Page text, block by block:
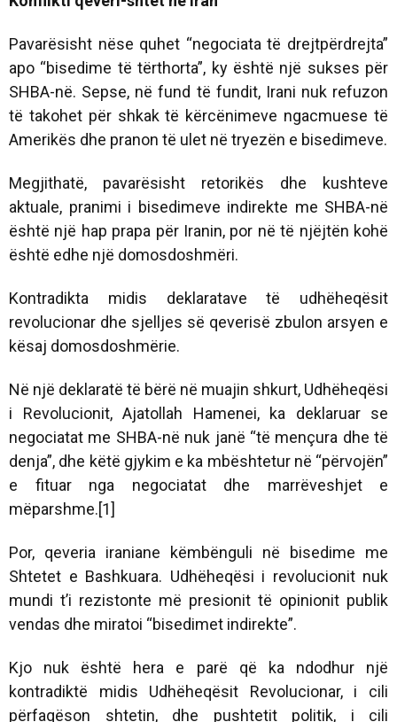
Pavarësisht nëse quhet “negociata të drejtpërdrejta”
apo “bisedime të tërthorta”, ky është një sukses për
SHBA-në. Sepse, në fund të fundit, Irani nuk refuzon
të takohet për shkak të kërcënimeve ngacmuese të
Amerikës dhe pranon të ulet në tryezën e bisedimeve.
Megjithatë, pavarësisht retorikës dhe kushteve
aktuale, pranimi i bisedimeve indirekte me SHBA-në
është një hap prapa për Iranin, por në të njëjtën kohë
është edhe një domosdoshmëri.
Kontradikta midis deklaratave të udhëheqësit
revolucionar dhe sjelljes së qeverisë zbulon arsyen e
kësaj domosdoshmërie.
Në një deklaratë të bërë në muajin shkurt, Udhëheqësi
i Revolucionit, Ajatollah Hamenei, ka deklaruar se
negociatat me SHBA-në nuk janë “të mençura dhe të
denja”, dhe këtë gjykim e ka mbështetur në “përvojën”
e fituar nga negociatat dhe marrëveshjet e
mëparshme.[1]
Por, qeveria iraniane këmbënguli në bisedime me
Shtetet e Bashkuara. Udhëheqësi i revolucionit nuk
mundi t’i rezistonte më presionit të opinionit publik
vendas dhe miratoi “bisedimet indirekte”.
Kjo nuk është hera e parë që ka ndodhur një
kontradiktë midis Udhëheqësit Revolucionar, i cili
përfaqëson shtetin, dhe pushtetit politik, i cili